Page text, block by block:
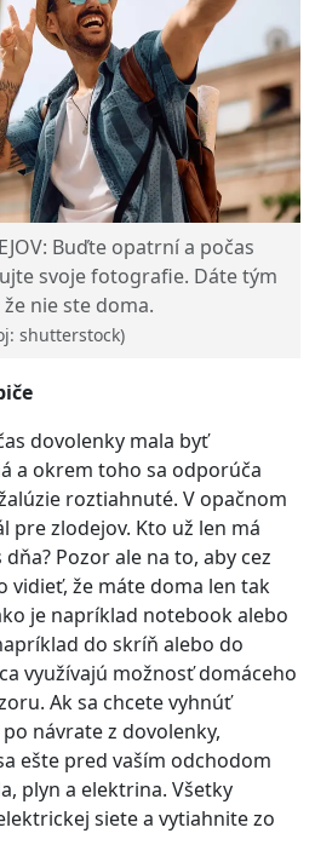
Buďte opatrní a počas
svoje fotografie. Dáte tým
nie ste doma.
shutterstock)
dovolenky mala byť
a okrem toho sa odporúča
roztiahnuté. V opačnom
pre zlodejov. Kto už len má
Pozor ale na to, aby cez
vidieť, že máte doma len tak
je napríklad notebook alebo
do skríň alebo do
využívajú možnosť domáceho
Ak sa chcete vyhnúť
návrate z dovolenky,
ešte pred vaším odchodom
plyn a elektrina. Všetky
siete a vytiahnite zo